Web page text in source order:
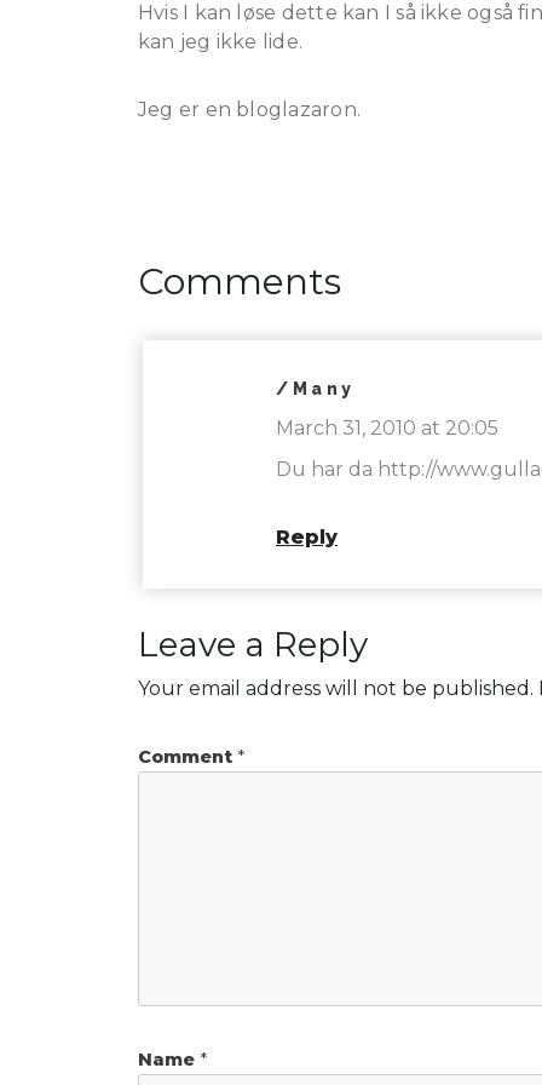
Hvis I kan løse dette kan I så ikke også
kan jeg ikke lide.
Jeg er en bloglazaron.
Comments
/many
March 31, 2010 at 20:05
Du har da http://
Reply
Leave a Reply
Your email address will not be published.
Comment *
Name *